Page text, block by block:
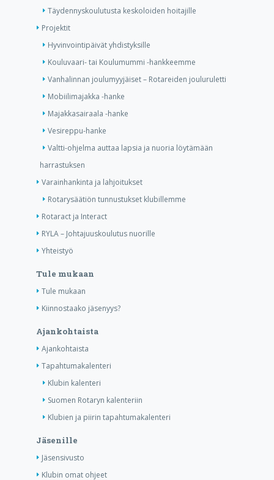
Täydennyskoulutusta keskoloiden hoitajille
Projektit
Hyvinvointipäivät yhdistyksille
Kouluvaari- tai Koulumummi -hankkeemme
Vanhalinnan joulumyyjäiset – Rotareiden jouluruletti
Mobiilimajakka -hanke
Majakkasairaala -hanke
Vesireppu-hanke
Valtti-ohjelma auttaa lapsia ja nuoria löytämään
harrastuksen
Varainhankinta ja lahjoitukset
Rotarysäätiön tunnustukset klubillemme
Rotaract ja Interact
RYLA – Johtajuuskoulutus nuorille
Yhteistyö
Tule mukaan
Tule mukaan
Kiinnostaako jäsenyys?
Ajankohtaista
Ajankohtaista
Tapahtumakalenteri
Klubin kalenteri
Suomen Rotaryn kalenteriin
Klubien ja piirin tapahtumakalenteri
Jäsenille
Jäsensivusto
Klubin omat ohjeet